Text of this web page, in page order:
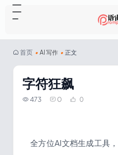
首页 • AI 写作 • 正文
字符狂飙
473 0 0
全方位AI文档生成工具